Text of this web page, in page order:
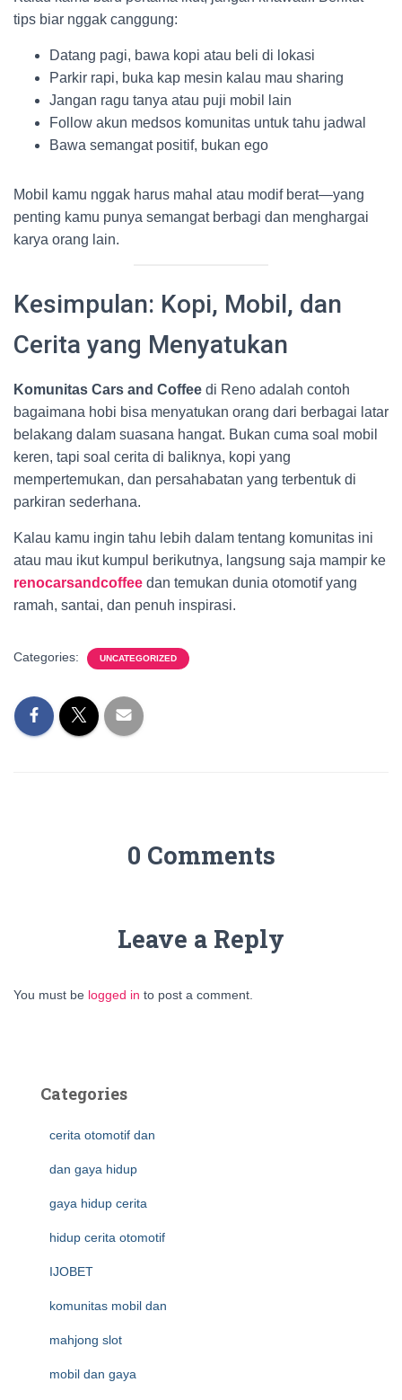
tips biar nggak canggung:
Datang pagi, bawa kopi atau beli di lokasi
Parkir rapi, buka kap mesin kalau mau sharing
Jangan ragu tanya atau puji mobil lain
Follow akun medsos komunitas untuk tahu jadwal
Bawa semangat positif, bukan ego
Mobil kamu nggak harus mahal atau modif berat—yang
penting kamu punya semangat berbagi dan menghargai
karya orang lain.
Kesimpulan: Kopi, Mobil, dan
Cerita yang Menyatukan
Komunitas Cars and Coffee di Reno adalah contoh
bagaimana hobi bisa menyatukan orang dari berbagai latar
belakang dalam suasana hangat. Bukan cuma soal mobil
keren, tapi soal cerita di baliknya, kopi yang
mempertemukan, dan persahabatan yang terbentuk di
parkiran sederhana.
Kalau kamu ingin tahu lebih dalam tentang komunitas ini
atau mau ikut kumpul berikutnya, langsung saja mampir ke
renocarsandcoffee dan temukan dunia otomotif yang
ramah, santai, dan penuh inspirasi.
Categories: UNCATEGORIZED
0 Comments
Leave a Reply
You must be logged in to post a comment.
Categories
cerita otomotif dan
dan gaya hidup
gaya hidup cerita
hidup cerita otomotif
IJOBET
komunitas mobil dan
mahjong slot
mobil dan gaya